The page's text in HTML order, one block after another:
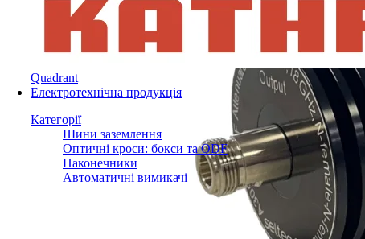
Quadrant
Електротехнічна продукція
Категорії
Шини заземлення
Оптичні кроси: бокси та ODF
Наконечники
Автоматичні вимикачі